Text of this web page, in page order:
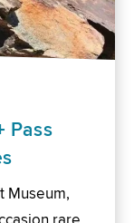
Pass
Museum,